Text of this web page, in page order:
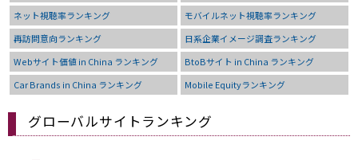
ネット視聴率ランキング
モバイルネット視聴率ランキング
再訪問意向ランキング
日系企業イメージ調査ランキング
Webサイト価値 in China ランキング
BtoBサイト in China ランキング
Car Brands in China ランキング
Mobile Equityランキング
グローバルサイトランキング